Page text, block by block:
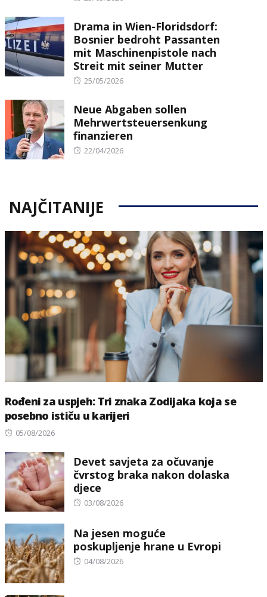
Drama in Wien-Floridsdorf:
Bosnier bedroht Passanten
mit Maschinenpistole nach
Streit mit seiner Mutter
Posted
25/05/2026
Neue Abgaben sollen
Mehrwertsteuersenkung
finanzieren
Posted
22/04/2026
NAJČITANIJE
Rođeni za uspjeh: Tri znaka Zodijaka koja se
posebno ističu u karijeri
Posted
05/08/2026
Devet savjeta za očuvanje
čvrstog braka nakon dolaska
djece
Posted
03/08/2026
Na jesen moguće
poskupljenje hrane u Evropi
Posted
04/08/2026